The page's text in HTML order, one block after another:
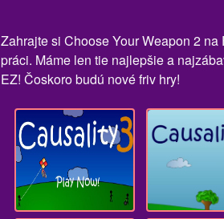
Zahrajte si Choose Your Weapon 2
práci. Máme len tie najlepšie a
EZ! Čoskoro budú nové friv hry!